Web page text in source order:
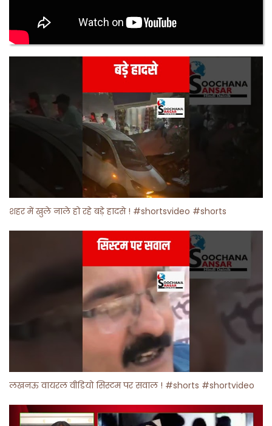
शहर में खुले नाले हो रहे बड़े हादसे ! #shortsvideo #shorts
लखनऊ वायरल वीडियो सिस्टम पर सवाल ! #shorts #shortvideo